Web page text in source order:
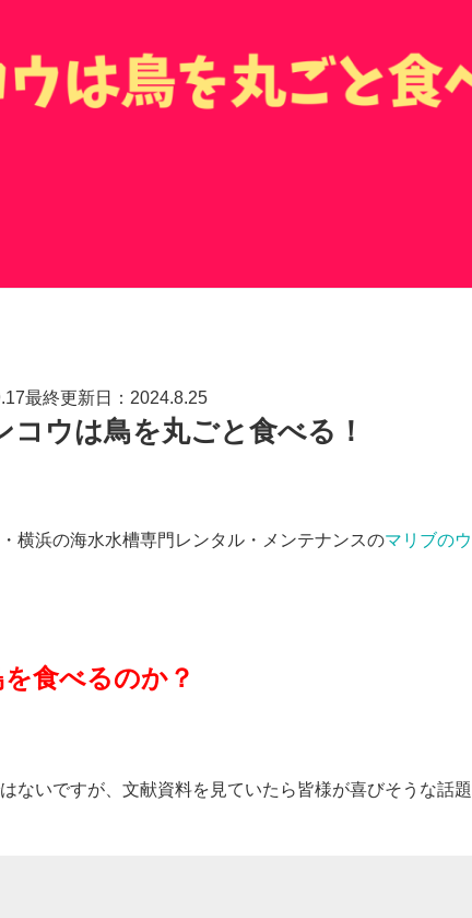
最終更新日：2024.8.25
コウは鳥を丸ごと食べる！
横浜の海水水槽専門レンタル・メンテナンスのマリブの
食べるのか？
ないですが、文献資料を見ていたら皆様が喜びそうな話